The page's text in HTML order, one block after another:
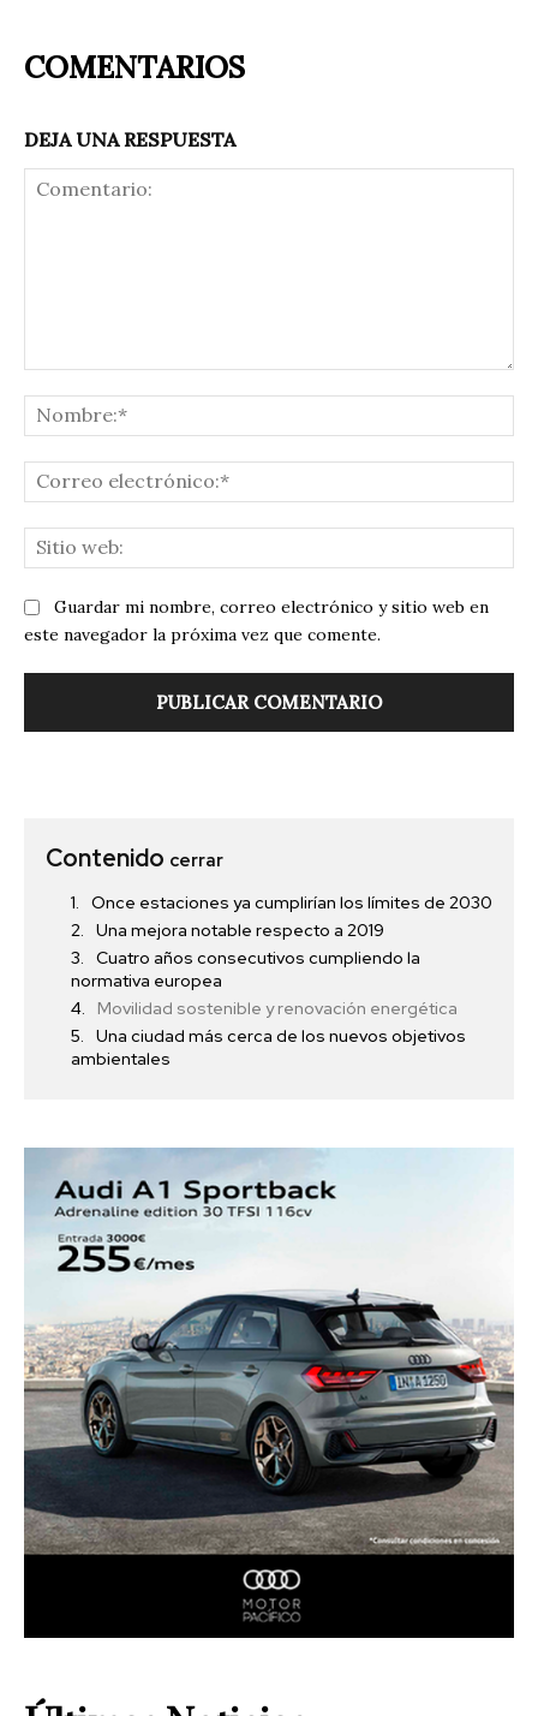
COMENTARIOS
DEJA UNA RESPUESTA
Guardar mi nombre, correo electrónico y sitio web en
este navegador la próxima vez que comente.
Contenido cerrar
Once estaciones ya cumplirían los límites de 2030
Una mejora notable respecto a 2019
Cuatro años consecutivos cumpliendo la
normativa europea
Movilidad sostenible y renovación energética
Una ciudad más cerca de los nuevos objetivos
ambientales